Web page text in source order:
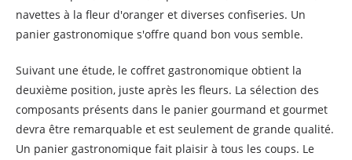
navettes à la fleur d'oranger et diverses confiseries. Un
panier gastronomique s'offre quand bon vous semble.
Suivant une étude, le coffret gastronomique obtient la
deuxième position, juste après les fleurs. La sélection des
composants présents dans le panier gourmand et gourmet
devra être remarquable et est seulement de grande qualité.
Un panier gastronomique fait plaisir à tous les coups. Le